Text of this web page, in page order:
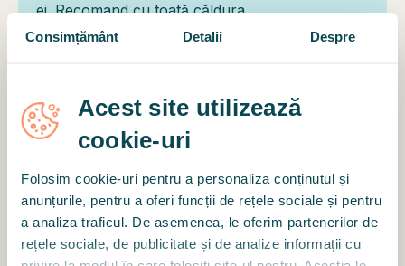
Consimțământ Detalii Despre
Acest site utilizează
cookie-uri
Folosim cookie-uri pentru a personaliza conținutul și
anunțurile, pentru a oferi funcții de rețele sociale și pentru
a analiza traficul. De asemenea, le oferim partenerilor de
rețele sociale, de publicitate și de analize informații cu
ei. Recomand cu toată căldura.
Motto
"Când nu mai putem schimba o situație, suntem
provocați să ne schimbăm pe noi înșine." (Viktor